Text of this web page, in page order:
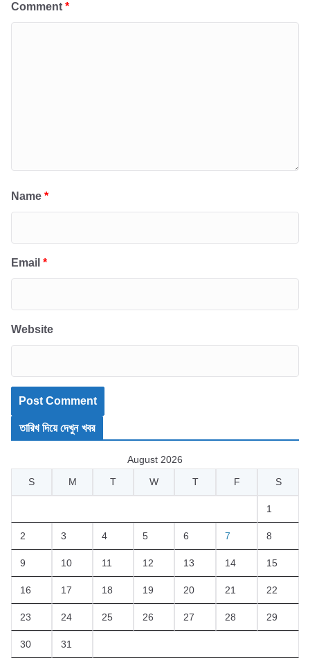
Comment *
Name *
Email *
Website
তারিখ দিয়ে দেখুন খবর
August 2026
S
M T W T F S
1
2 3 4 5 6 7 8
9 10 11 12 13 14 15
16 17 18 19 20 21 22
23 24 25 26 27 28 29
30 31